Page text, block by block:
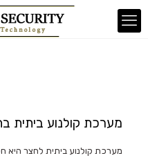
מערכת קולנוע ביתית
מערכת קולנוע ביתית לחצר היא